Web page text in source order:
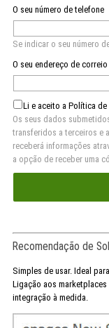
O seu número de telefone
Se indicar o seu número
O seu endereço de
Li e aceito a Política
Os seus dados
transferidos a terceiros e
receberá informações
a opção de receber uma
Recomendação de
Simples de usar. Ideal
Ligação aos
integração à medida.